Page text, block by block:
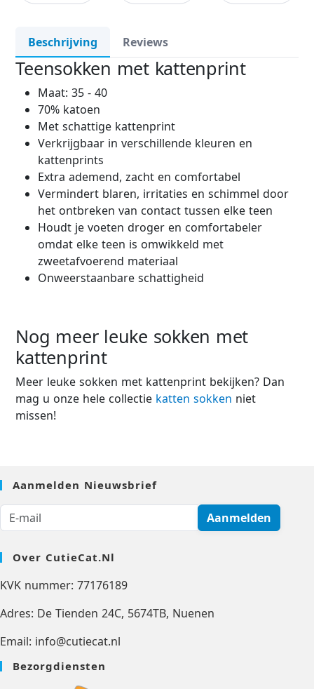
Beschrijving Reviews
Teensokken met kattenprint
Maat: 35 - 40
70% katoen
Met schattige kattenprint
Verkrijgbaar in verschillende kleuren en
kattenprints
Extra ademend, zacht en comfortabel
Vermindert blaren, irritaties en schimmel door
het ontbreken van contact tussen elke teen
Houdt je voeten droger en comfortabeler
omdat elke teen is omwikkeld met
zweetafvoerend materiaal
Onweerstaanbare schattigheid
Nog meer leuke sokken met
kattenprint
Meer leuke sokken met kattenprint bekijken? Dan
mag u onze hele collectie katten sokken niet
missen!
Aanmelden Nieuwsbrief
Aanmelden
Over CutieCat.nl
KVK nummer: 77176189
Adres: De Tienden 24C, 5674TB, Nuenen
Email: info@cutiecat.nl
Bezorgdiensten